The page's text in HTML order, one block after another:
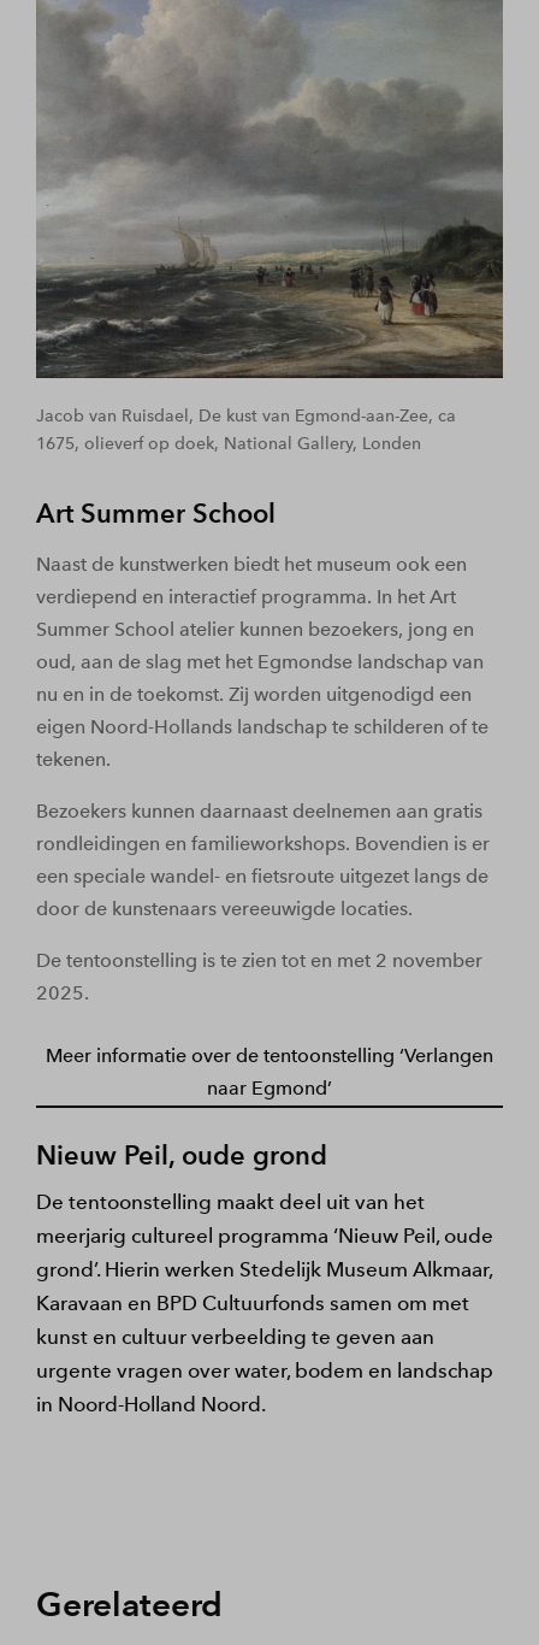
Jacob van Ruisdael, De kust van Egmond-aan-Zee, ca
1675, olieverf op doek, National Gallery, Londen
Art Summer School
Naast de kunstwerken biedt het museum ook een
verdiepend en interactief programma. In het Art
Summer School atelier kunnen bezoekers, jong en
oud, aan de slag met het Egmondse landschap van
nu en in de toekomst. Zij worden uitgenodigd een
eigen Noord-Hollands landschap te schilderen of te
tekenen.
Bezoekers kunnen daarnaast deelnemen aan gratis
rondleidingen en familieworkshops. Bovendien is er
een speciale wandel- en fietsroute uitgezet langs de
door de kunstenaars vereeuwigde locaties.
De tentoonstelling is te zien tot en met 2 november
2025.
Meer informatie over de tentoonstelling ‘Verlangen
naar Egmond’
Nieuw Peil, oude grond
De tentoonstelling maakt deel uit van het
meerjarig cultureel programma ‘Nieuw Peil, oude
grond’. Hierin werken Stedelijk Museum Alkmaar,
Karavaan en BPD Cultuurfonds samen om met
kunst en cultuur verbeelding te geven aan
urgente vragen over water, bodem en landschap
in Noord-Holland Noord.
Gerelateerd